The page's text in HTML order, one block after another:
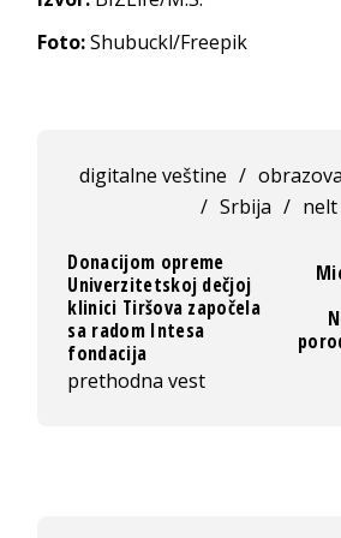
Foto:Shubuckl/Freepik
digitalne veštine /
/ Srbija / nelt
Donacijom opreme
Univerzitetskoj dečjoj
klinici Tiršova započela
sa radom Intesa
fondacija
prethodna vest